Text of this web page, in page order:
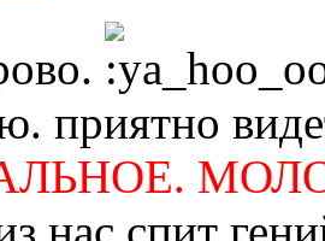
приятно
нас спит